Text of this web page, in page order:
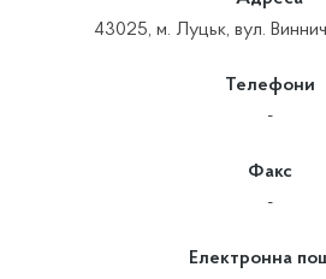
43025, м. Луцьк, вул.
Телефони
-
Факс
-
Електронна